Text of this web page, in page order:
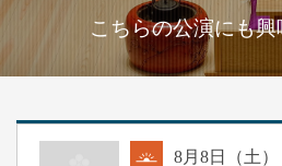
こちらの公演にも
8月8日（土）